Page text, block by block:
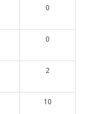
0
0
2
10